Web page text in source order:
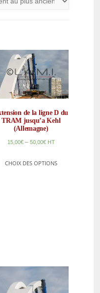
de la ligne D du
TRAM jusqu’a Kehl
(Allemagne)
15,00€– 50,00€ HT
CHOIX DES OPTIONS